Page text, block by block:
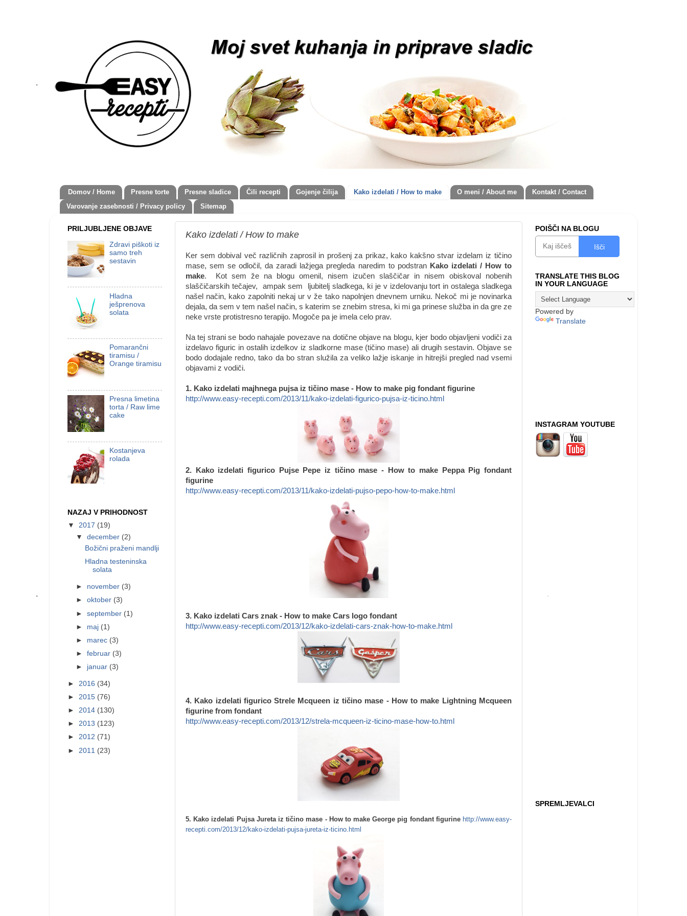
Domov / Home Presne torte Presne sladice Čili recepti Gojenje čilija Kako izdelati / How to make O meni / About me
Kontakt / Contact
Varovanje zasebnosti / Privacy policy
Sitemap
Kako izdelati / How to make
Ker sem dobival več različnih zaprosil in prošenj za prikaz, kako kakšno stvar izdelam iz tičino
mase, sem se odločil, da zaradi lažjega pregleda naredim to podstran Kako izdelati / How to
make. Kot sem že na blogu omenil, nisem izučen slaščičar in nisem obiskoval nobenih
slaščičarskih tečajev, ampak sem ljubitelj sladkega, ki je v izdelovanju tort in ostalega sladkega
našel način, kako zapolniti nekaj ur v že tako napolnjen dnevnem urniku. Nekoč mi je novinarka
dejala, da sem v tem našel način, s katerim se znebim stresa, ki mi ga prinese služba in da gre ze
neke vrste protistresno terapijo. Mogoče pa je imela celo prav.
Na tej strani se bodo nahajale povezave na dotične objave na blogu, kjer bodo objavljeni vodiči za
izdelavo figuric in ostalih izdelkov iz sladkorne mase (tičino mase) ali drugih sestavin. Objave se
bodo dodajale redno, tako da bo stran služila za veliko lažje iskanje in hitrejši pregled nad vsemi
objavami z vodiči.
1. Kako izdelati majhnega pujsa iz tičino mase - How to make pig fondant figurine
http://www.easy-recepti.com/2013/11/kako-izdelati-figurico-pujsa-iz-ticino.html
2. Kako izdelati figurico Pujse Pepe iz tičino mase - How to make Peppa Pig fondant
figurine
http://www.easy-recepti.com/2013/11/kako-izdelati-pujso-pepo-how-to-make.html
3. Kako izdelati Cars znak - How to make Cars logo fondant
http://www.easy-recepti.com/2013/12/kako-izdelati-cars-znak-how-to-make.html
4. Kako izdelati figurico Strele Mcqueen iz tičino mase - How to make Lightning Mcqueen
figurine from fondant
http://www.easy-recepti.com/2013/12/strela-mcqueen-iz-ticino-mase-how-to.html
5. Kako izdelati Pujsa Jureta iz tičino mase - How to make George pig fondant figurine http://www.easy-
recepti.com/2013/12/kako-izdelati-pujsa-jureta-iz-ticino.html
PRILJUBLJENE OBJAVE
Zdravi piškoti iz
samo treh
sestavin
Hladna
ješprenova
solata
Pomarančni
tiramisu /
Orange tiramisu
Presna limetina
torta / Raw lime
cake
Kostanjeva
rolada
NAZAJ V PRIHODNOST
▼ 2017 (19)
▼december (2)
Božični praženi mandlji
Hladna testeninska
solata
► november (3)
►oktober (3)
►september (1)
► maj (1)
► marec (3)
►februar (3)
► januar (3)
► 2016 (34)
► 2015 (76)
► 2014 (130)
► 2013 (123)
► 2012 (71)
► 2011 (23)
POIŠČI NA BLOGU
Išči
TRANSLATE THIS BLOG
IN YOUR LANGUAGE
Powered by
Translate
INSTAGRAM YOUTUBE
SPREMLJEVALCI